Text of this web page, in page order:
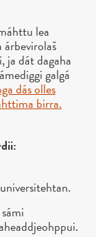
lea
árbevirolaš
ja dát dagaha
galgá
dás olles
birra.